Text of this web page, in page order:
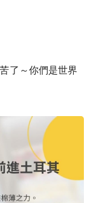
了～你們是世界